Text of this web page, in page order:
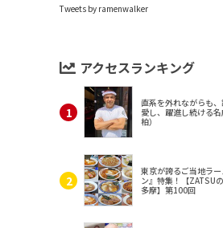
Tweets by ramenwalker
アクセスランキング
直系を外れながらも
愛し、躍進し続ける名
柏）
東京が誇るご当地ラ
ン』特集！【ZATSU
多摩】第100回